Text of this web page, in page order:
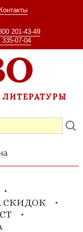
Контакты
201-43-49
07-04
СКИДОК